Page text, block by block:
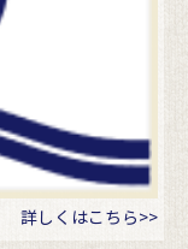
詳しくはこちら>>